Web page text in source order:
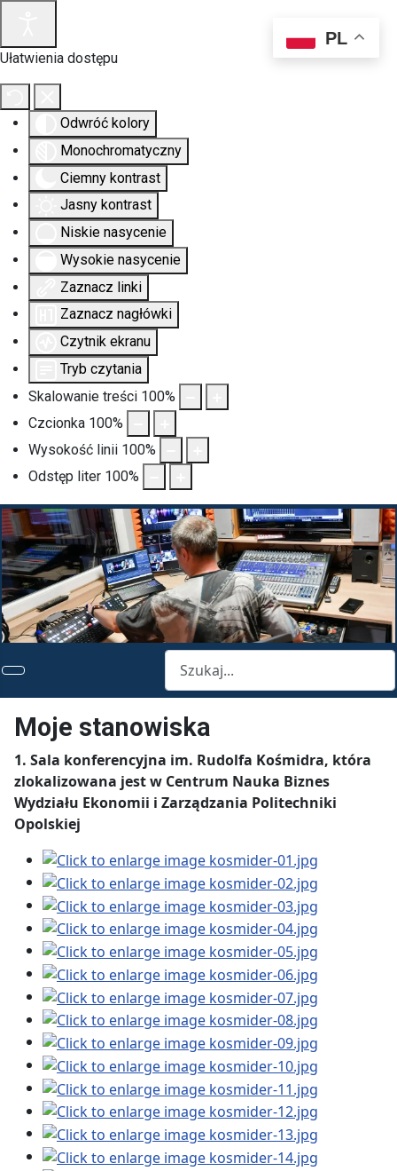
Ułatwienia dostępu
Odwróć kolory
Monochromatyczny
Ciemny kontrast
Jasny kontrast
Niskie nasycenie
Wysokie nasycenie
Zaznacz linki
Zaznacz nagłówki
Czytnik ekranu
Tryb czytania
Skalowanie treści 100%
Czcionka 100%
Wysokość linii 100%
Odstęp liter 100%
PL
Szukaj
Moje stanowiska
1. Sala konferencyjna im. Rudolfa Kośmidra, która
zlokalizowana jest w Centrum Nauka Biznes
Wydziału Ekonomii i Zarządzania Politechniki
Opolskiej